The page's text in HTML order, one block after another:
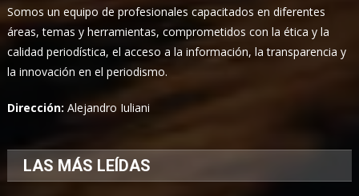
Somos un equipo de profesionales capacitados en diferentes
áreas, temas y herramientas, comprometidos con la ética y la
calidad periodística, el acceso a la información, la transparencia y
la innovación en el periodismo.
Dirección:Alejandro Iuliani
LAS MÁS LEÍDAS